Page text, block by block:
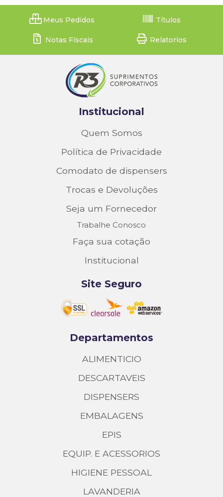
Meus Pedidos Títulos
Notas Fiscais Relatorios
Institucional
Quem Somos
Política de Privacidade
Comodato de dispensers
Trocas e Devoluções
Seja um Fornecedor
Trabalhe Conosco
Faça sua cotação
Institucional
Site Seguro
Departamentos
ALIMENTICIO
DESCARTAVEIS
DISPENSERS
EMBALAGENS
EPIS
EQUIP. E ACESSORIOS
HIGIENE PESSOAL
LAVANDERIA